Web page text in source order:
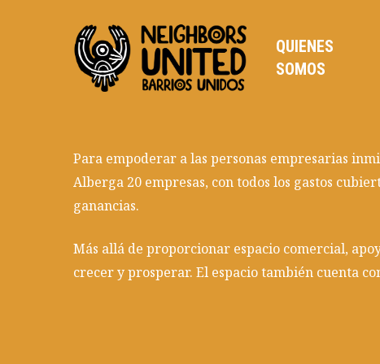
QUIENES
SOMOS
Para empoderar a las personas empresarias
Alberga 20 empresas, con todos los gastos
ganancias.
Más allá de proporcionar espacio comercial,
crecer y prosperar. El espacio también cuenta